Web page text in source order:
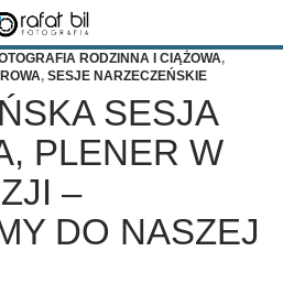
RODZINNA I CIĄŻOWA,
, SESJE NARZECZEŃSKIE
SESJA
PLENER W
–
DO NASZEJ